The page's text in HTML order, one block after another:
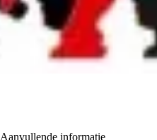
Aanvullende informatie